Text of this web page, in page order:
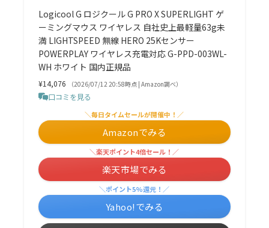
Logicool G ロジクール G PRO X SUPERLIGHT ゲ
ーミングマウス ワイヤレス 自社史上最軽量63g未
満 LIGHTSPEED 無線 HERO 25Kセンサー
POWERPLAY ワイヤレス充電対応 G-PPD-003WL-
WH ホワイト 国内正規品
¥14,076 （2026/07/12 20:58時点 | Amazon調べ）
口コミを見る
＼毎日タイムセールが開催中！／
Amazonでみる
＼楽天ポイント4倍セール！／
楽天市場でみる
＼ポイント5%還元！／
Yahoo!でみる